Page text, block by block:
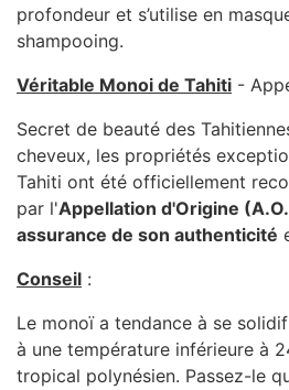
profondeur et s’utilise en
shampooing.
Véritable Monoi de Tahiti -
Secret de beauté des
cheveux, les propriétés
Tahiti ont été officiellement
par l'Appellation d'Origine
assurance de son authenticité
Conseil :
Le monoï a tendance à se
à une température inférieure à
tropical polynésien. Passez-le